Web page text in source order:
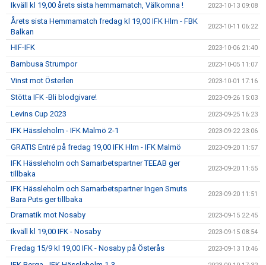
Ikväll kl 19,00 årets sista hemmamatch, Välkomna ! 2023-10-13 09:08
Årets sista Hemmamatch fredag kl 19,00 IFK Hlm - FBK
Balkan
2023-10-11 06:22
HIF-IFK 2023-10-06 21:40
Bambusa Strumpor 2023-10-05 11:07
Vinst mot Österlen 2023-10-01 17:16
Stötta IFK -Bli blodgivare! 2023-09-26 15:03
Levins Cup 2023 2023-09-25 16:23
IFK Hässleholm - IFK Malmö 2-1 2023-09-22 23:06
GRATIS Entré på fredag 19,00 IFK Hlm - IFK Malmö 2023-09-20 11:57
IFK Hässleholm och Samarbetspartner TEEAB ger
tillbaka
2023-09-20 11:55
IFK Hässleholm och Samarbetspartner Ingen Smuts
Bara Puts ger tillbaka
2023-09-20 11:51
Dramatik mot Nosaby 2023-09-15 22:45
Ikväll kl 19,00 IFK - Nosaby 2023-09-15 08:54
Fredag 15/9 kl 19,00 IFK - Nosaby på Österås 2023-09-13 10:46